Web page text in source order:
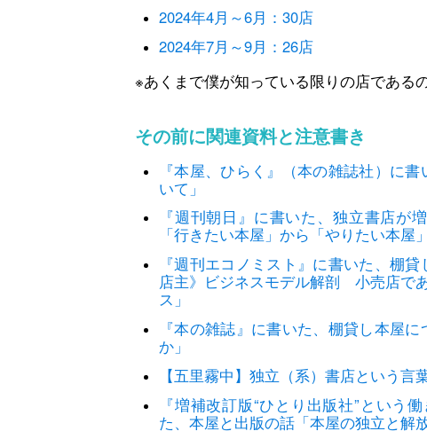
2024年4月～6月：30店
2024年7月～9月：26店
※あくまで僕が知っている限りの店である
その前に関連資料と注意書き
『本屋、ひらく』（本の雑誌社）に
いて」
『週刊朝日』に書いた、独立書店が
「行きたい本屋」から「やりたい本屋
『週刊エコノミスト』に書いた、棚
店主》ビジネスモデル解剖 小売店で
ス」
『本の雑誌』に書いた、棚貸し本屋
か」
【五里霧中】独立（系）書店という言
『増補改訂版“ひとり出版社”という
た、本屋と出版の話「本屋の独立と解